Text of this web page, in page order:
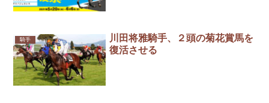
騎手
川田将雅騎手、２頭の菊花賞馬を
復活させる